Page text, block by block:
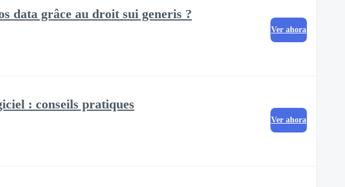
data grâce au droit sui generis ?
Ver ahora
: conseils pratiques
Ver ahora